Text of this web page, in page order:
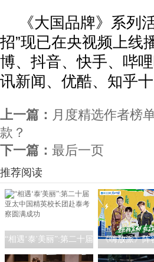
《大国品牌》系
招”现已在央视频上线
博、抖音、快手、哔
讯新闻、优酷、知乎
上一篇： 月度精选作者榜
款？
下一篇： 最后一页
推荐阅读
“相遇‘泰'美丽”:第二十届
亚太中国精英校长团赴
《嗨放派》阵
国内首档奇趣